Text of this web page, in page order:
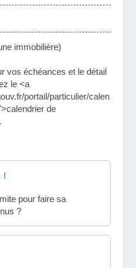
immobilière)
vos échéances et le détail
le <a
portail/particulier/calen
de
!
pour faire sa
?